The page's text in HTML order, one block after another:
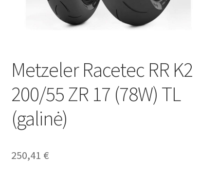
Metzeler Racetec RR K2
200/55 ZR 17 (78W) TL
(galinė)
250,41 €